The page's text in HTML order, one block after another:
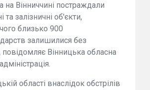
на Вінниччині постраждали
та залізничні об'єкти,
близько 900
залишилися без
повідомляє Вінницька обласна
області внаслідок обстрілів